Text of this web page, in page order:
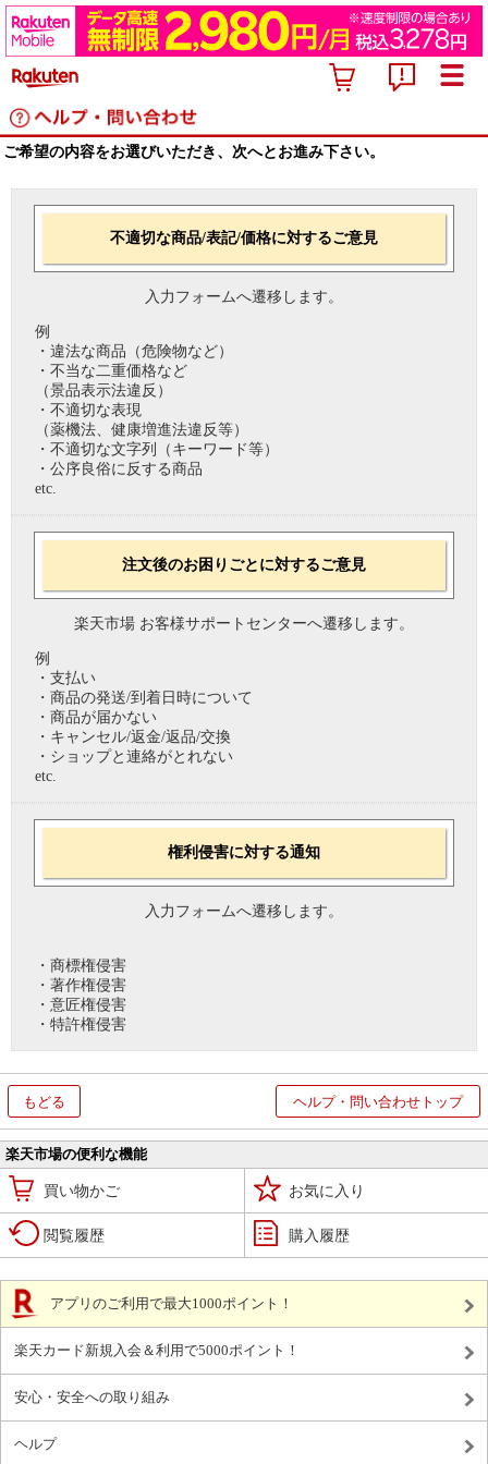
ご希望の内容をお選びいただき、次へとお進み下さい。
不適切な商品/表記/価格に対するご意見
入力フォームへ遷移します。
例
・違法な商品（危険物など）
・不当な二重価格など
（景品表示法違反）
・不適切な表現
（薬機法、健康増進法違反等）
・不適切な文字列（キーワード等）
・公序良俗に反する商品
etc.
注文後のお困りごとに対するご意見
楽天市場 お客様サポートセンターへ遷移します。
例
・支払い
・商品の発送/到着日時について
・商品が届かない
・キャンセル/返金/返品/交換
・ショップと連絡がとれない
etc.
権利侵害に対する通知
入力フォームへ遷移します。
・商標権侵害
・著作権侵害
・意匠権侵害
・特許権侵害
もどる ヘルプ・問い合わせトップ
楽天市場の便利な機能
買い物かご お気に入り
閲覧履歴 購入履歴
アプリのご利用で最大1000ポイント！
楽天カード新規入会＆利用で5000ポイント！
安心・安全への取り組み
ヘルプ